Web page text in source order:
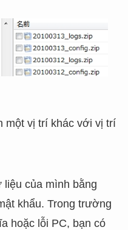
một vị trí khác với vị trí
của mình bằng
khẩu. Trong trường
hoặc lỗi PC, bạn có